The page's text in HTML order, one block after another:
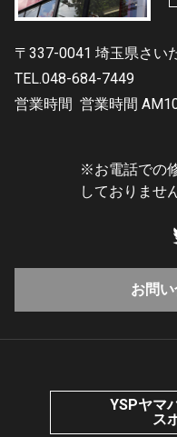
〒337-0041 埼玉県さい
TEL.048-684-7449
営業時間 営業時間
※お電話での
しておりませ
お問
YSPヤマ
ス